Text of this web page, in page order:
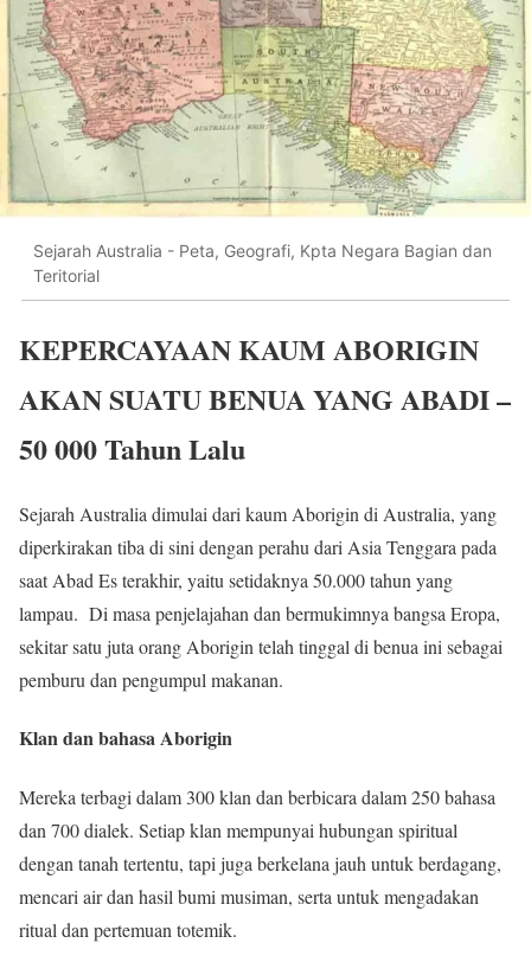
Sejarah Australia - Peta, Geografi, Kpta Negara Bagian dan
Teritorial
KEPERCAYAAN KAUM ABORIGIN
AKAN SUATU BENUA YANG ABADI –
50 000 Tahun Lalu
Sejarah Australia dimulai dari kaum Aborigin di Australia, yang
diperkirakan tiba di sini dengan perahu dari Asia Tenggara pada
saat Abad Es terakhir, yaitu setidaknya 50.000 tahun yang
lampau. Di masa penjelajahan dan bermukimnya bangsa Eropa,
sekitar satu juta orang Aborigin telah tinggal di benua ini sebagai
pemburu dan pengumpul makanan.
Klan dan bahasa Aborigin
Mereka terbagi dalam 300 klan dan berbicara dalam 250 bahasa
dan 700 dialek. Setiap klan mempunyai hubungan spiritual
dengan tanah tertentu, tapi juga berkelana jauh untuk berdagang,
mencari air dan hasil bumi musiman, serta untuk mengadakan
ritual dan pertemuan totemik.